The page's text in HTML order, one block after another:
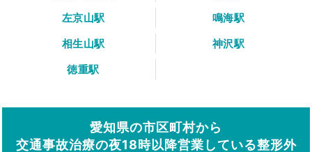
左京山駅
鳴海駅
相生山駅
神沢駅
徳重駅
愛知県の市区町村から
交通事故治療の夜18時以降営業している整形外